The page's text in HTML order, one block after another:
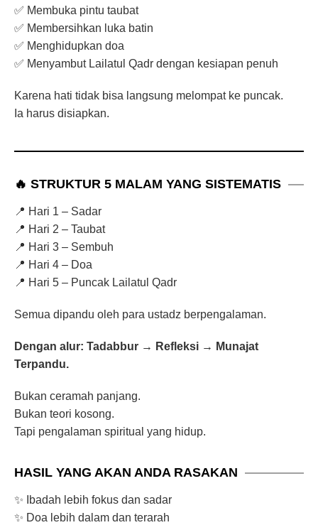
✅ Membuka pintu taubat
✅ Membersihkan luka batin
✅ Menghidupkan doa
✅ Menyambut Lailatul Qadr dengan kesiapan penuh
Karena hati tidak bisa langsung melompat ke puncak.
Ia harus disiapkan.
🔥 STRUKTUR 5 MALAM YANG SISTEMATIS
📍 Hari 1 – Sadar
📍 Hari 2 – Taubat
📍 Hari 3 – Sembuh
📍 Hari 4 – Doa
📍 Hari 5 – Puncak Lailatul Qadr
Semua dipandu oleh para ustadz berpengalaman.
Dengan alur: Tadabbur → Refleksi → Munajat
Terpandu.
Bukan ceramah panjang.
Bukan teori kosong.
Tapi pengalaman spiritual yang hidup.
HASIL YANG AKAN ANDA RASAKAN
✨ Ibadah lebih fokus dan sadar
✨ Doa lebih dalam dan terarah